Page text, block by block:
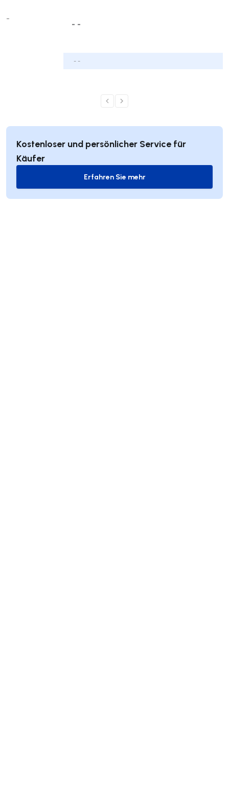
-
- -
- -
Kostenloser und persönlicher Service für
Käufer
Erfahren Sie mehr
Erfahren Sie mehr